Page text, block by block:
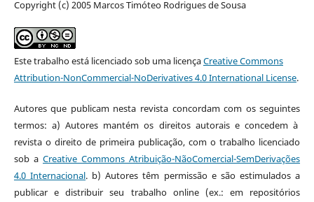
Copyright (c) 2005 Marcos Timóteo Rodrigues de Sousa
Este trabalho está licenciado sob uma licençaCreative Commons
Attribution-NonCommercial-NoDerivatives 4.0 International License.
Autores que publicam nesta revista concordam com os seguintes
termos: a) Autores mantém os direitos autorais e concedem à
revista o direito de primeira publicação, com o trabalho licenciado
sob a Creative Commons Atribuição-NãoComercial-SemDerivações
4.0 Internacional. b) Autores têm permissão e são estimulados a
publicar e distribuir seu trabalho online (ex.: em repositórios